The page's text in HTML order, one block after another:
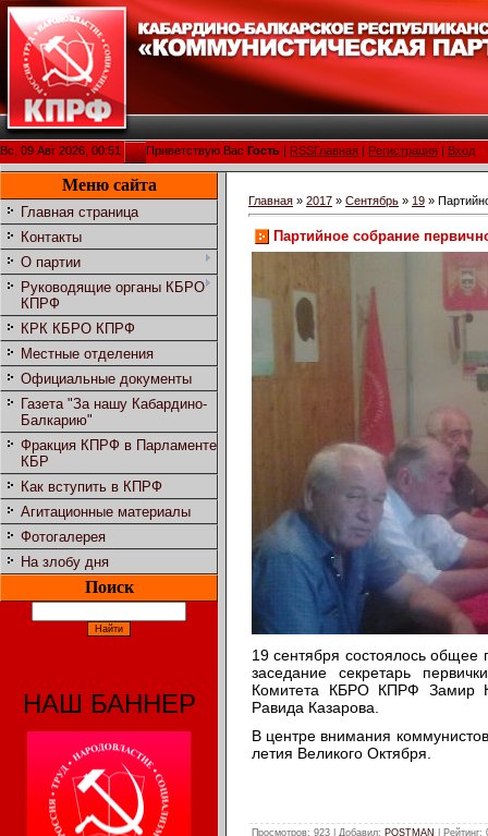
Вс, 09 Авг 2026, 00:51 Приветствую Вас Гость RSSГлавная Регистрация Вход
Меню сайта
Главная страница
Контакты
О партии
Руководящие органы КБРО
КПРФ
КРК КБРО КПРФ
Местные отделения
Официальные документы
Газета "За нашу Кабардино-
Балкарию"
Фракция КПРФ в Парламенте
КБР
Как вступить в КПРФ
Агитационные материалы
Фотогалерея
На злобу дня
Поиск
НАШ БАННЕР
Главная » 2017 » Сентябрь » 19 »
Партийное собрание
19 сентября состоялось
заседание секретарь
Комитета КБРО КПРФ Замир
Равида Казарова.
В центре внимания
летия Великого Октября.
Просмотров: 923 | Добавил: POSTMAN Рейтинг: